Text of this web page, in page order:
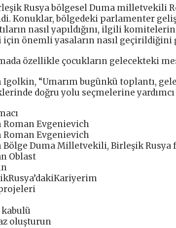
Rusya bölgesel Duma milletvekili
Konuklar, bölgedeki parlamenter
nasıl yapıldığını, ilgili komitelerin
için önemli yasaların nasıl geçirildiğini
özellikle çocukların gelecekteki
Igolkin, “Umarım bugünkü toplantı,
doğru yolu seçmelerine yardımcı
Evgenievich
Evgenievich
Bölge Duma Milletvekili, Birleşik Rusya
Oblast
oluşturun